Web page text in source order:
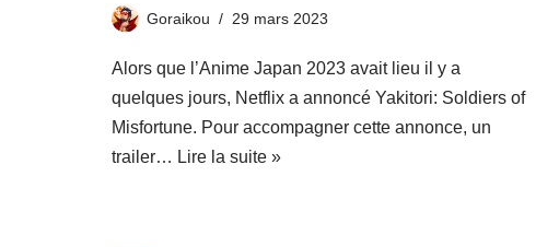
Goraikou 29 mars 2023
Alors que l’Anime Japan 2023 avait lieu il y a
quelques jours, Netflix a annoncé Yakitori: Soldiers of
Misfortune. Pour accompagner cette annonce, un
trailer… Lire la suite »